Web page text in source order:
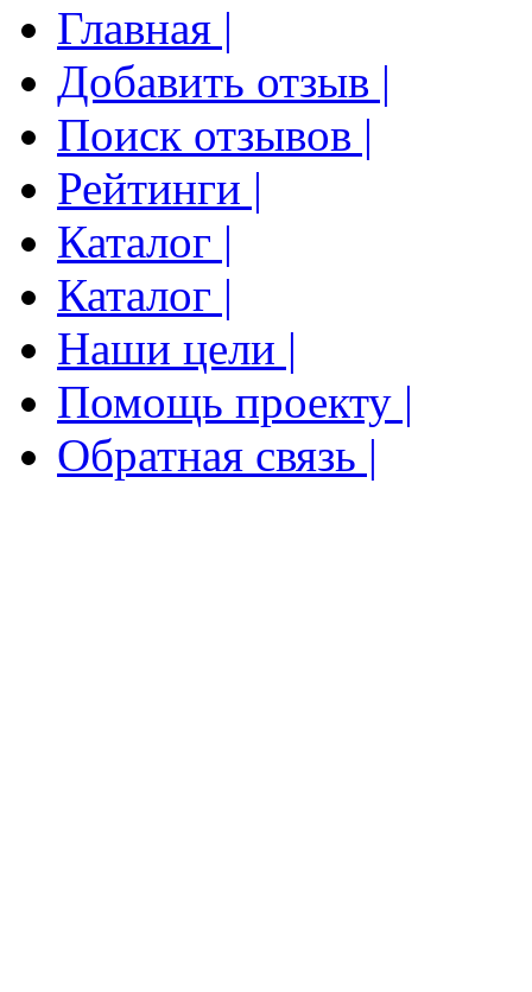
Главная |
Добавить отзыв |
Поиск отзывов |
Рейтинги |
Каталог |
Каталог |
Наши цели |
Помощь проекту |
Обратная связь |